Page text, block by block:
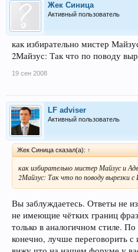
Жек Синица
Активный пользователь
как избирательно мистер
2Майзус: Так что по поводу
19 сен 2008
LF adviser
Активный пользователь
Жек Синица сказал(а): ↑
как избирательно мистер Майзус и
2Майзус: Так что по поводу вырезки
Вы заблуждаетесь. Ответы не
не имеющие чётких границ
только в аналогичном стиле.
конечно, лучше переговорить